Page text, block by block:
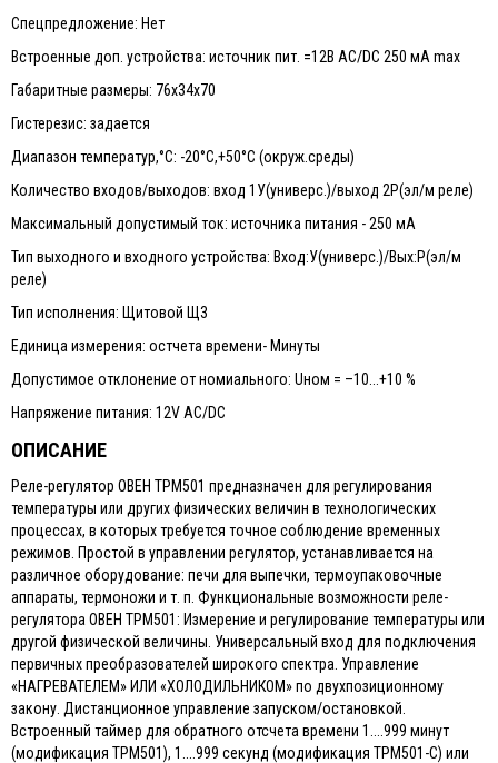
Спецпредложение: Нет
Встроенные доп. устройства: источник пит. =12В AC/DC 250 мА max
Габаритные размеры: 76х34х70
Гистерезис: задается
Диапазон температур,°С: -20°C,+50°C (окруж.среды)
Количество входов/выходов: вход 1У(универс.)/выход 2Р(эл/м реле)
Максимальный допустимый ток: источника питания - 250 мА
Тип выходного и входного устройства: Вход:У(универс.)/Вых:Р(эл/м
реле)
Тип исполнения: Щитовой Щ3
Единица измерения: остчета времени- Минуты
Допустимое отклонение от номиального: Uном = –10...+10 %
Напряжение питания: 12V AC/DC
ОПИСАНИЕ
Реле-регулятор ОВЕН ТРМ501 предназначен для регулирования
температуры или других физических величин в технологических
процессах, в которых требуется точное соблюдение временных
режимов. Простой в управлении регулятор, устанавливается на
различное оборудование: печи для выпечки, термоупаковочные
аппараты, термоножи и т. п. Функциональные возможности реле-
регулятора ОВЕН ТРМ501: Измерение и регулирование температуры или
другой физической величины. Универсальный вход для подключения
первичных преобразователей широкого спектра. Управление
«НАГРЕВАТЕЛЕМ» ИЛИ «ХОЛОДИЛЬНИКОМ» по двухпозиционному
закону. Дистанционное управление запуском/остановкой.
Встроенный таймер для обратного отсчета времени 1....999 минут
(модификация ТРМ501), 1....999 секунд (модификация ТРМ501-С) или